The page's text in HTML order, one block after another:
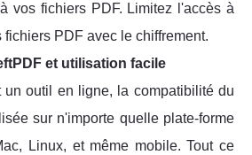
vos fichiers PDF. Limitez l'accès à
fichiers PDF avec le chiffrement.
et utilisation facile
un outil en ligne, la compatibilité du
sur n'importe quelle plate-forme
Linux, et même mobile. Tout ce